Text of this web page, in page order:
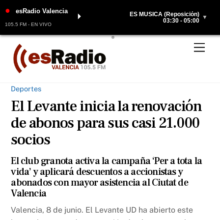
Skip
content
● esRadio Valencia
105.5 FM - EN VIVO
⏵
ES MÚSICA (Reposición)
03:30 - 05:00 ▼
Deportes
El Levante inicia la renovación
de abonos para sus casi 21.000
socios
El club granota activa la campaña ‘Per a tota la
vida’ y aplicará descuentos a accionistas y
abonados con mayor asistencia al Ciutat de
Valencia
Valencia, 8 de junio. El Levante UD ha abierto este